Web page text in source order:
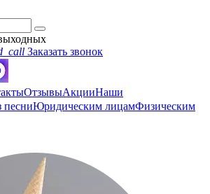
Заказать звонок
ОтзывыАкцииНаши
песниЮридическим лицамФизическим